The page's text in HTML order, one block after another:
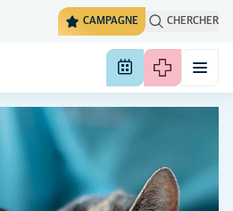
CAMPAGNE CHERCHER